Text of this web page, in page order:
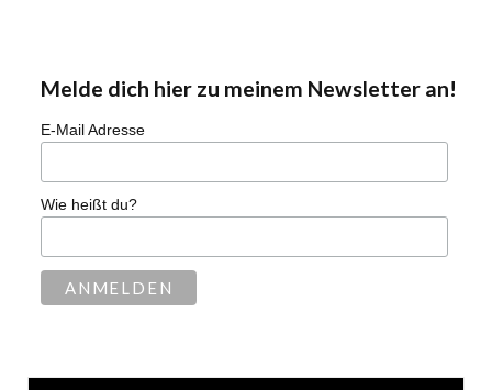
Melde dich hier zu meinem Newsletter an!
E-Mail Adresse
Wie heißt du?